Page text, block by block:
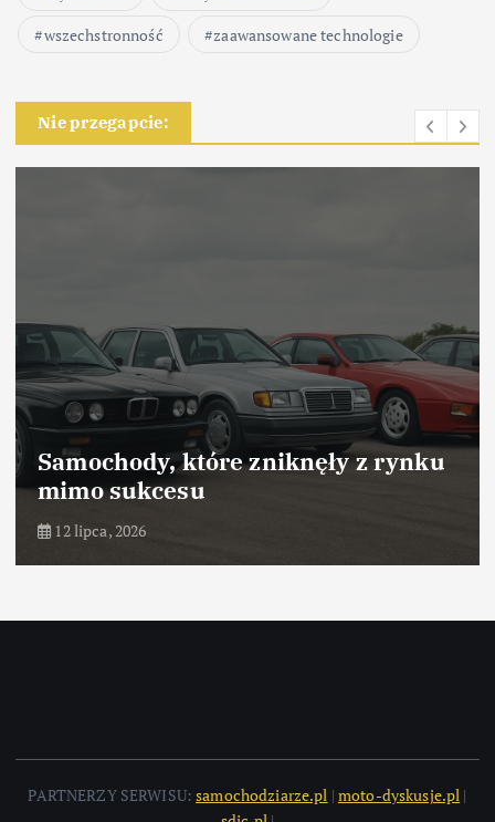
wszechstronność
zaawansowane technologie
Nie przegapcie:
Samochody, które zniknęły z rynku
mimo sukcesu
12 lipca, 2026
PARTNERZY SERWISU:samochodziarze.pl | moto-dyskusje.pl |